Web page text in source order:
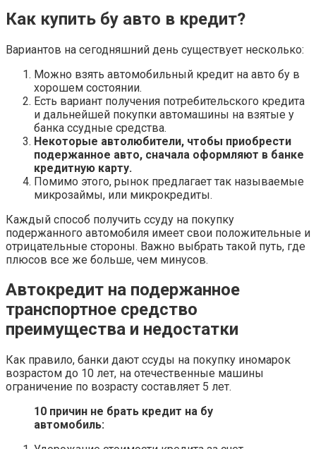
Как купить бу авто в кредит?
Вариантов на сегодняшний день существует несколько:
Можно взять автомобильный кредит на авто бу в
хорошем состоянии.
Есть вариант получения потребительского кредита
и дальнейшей покупки автомашины на взятые у
банка ссудные средства.
Некоторые автолюбители, чтобы приобрести
подержанное авто, сначала оформляют в банке
кредитную карту.
Помимо этого, рынок предлагает так называемые
микрозаймы, или микрокредиты.
Каждый способ получить ссуду на покупку
подержанного автомобиля имеет свои положительные и
отрицательные стороны. Важно выбрать такой путь, где
плюсов все же больше, чем минусов.
Автокредит на подержанное
транспортное средство
преимущества и недостатки
Как правило, банки дают ссуды на покупку иномарок
возрастом до 10 лет, на отечественные машины
ограничение по возрасту составляет 5 лет.
10 причин не брать кредит на бу
автомобиль: